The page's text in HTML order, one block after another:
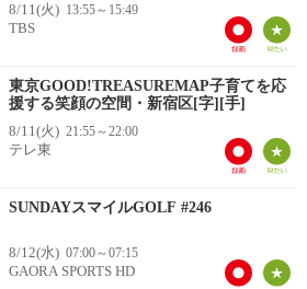
8/11(火) 13:55～15:49
TBS
東京GOOD!TREASUREMAP子育てを応
援する笑顔の空間・新宿区[字][手]
8/11(火) 21:55～22:00
テレ東
SUNDAYスマイルGOLF #246
8/12(水) 07:00～07:15
GAORA SPORTS HD